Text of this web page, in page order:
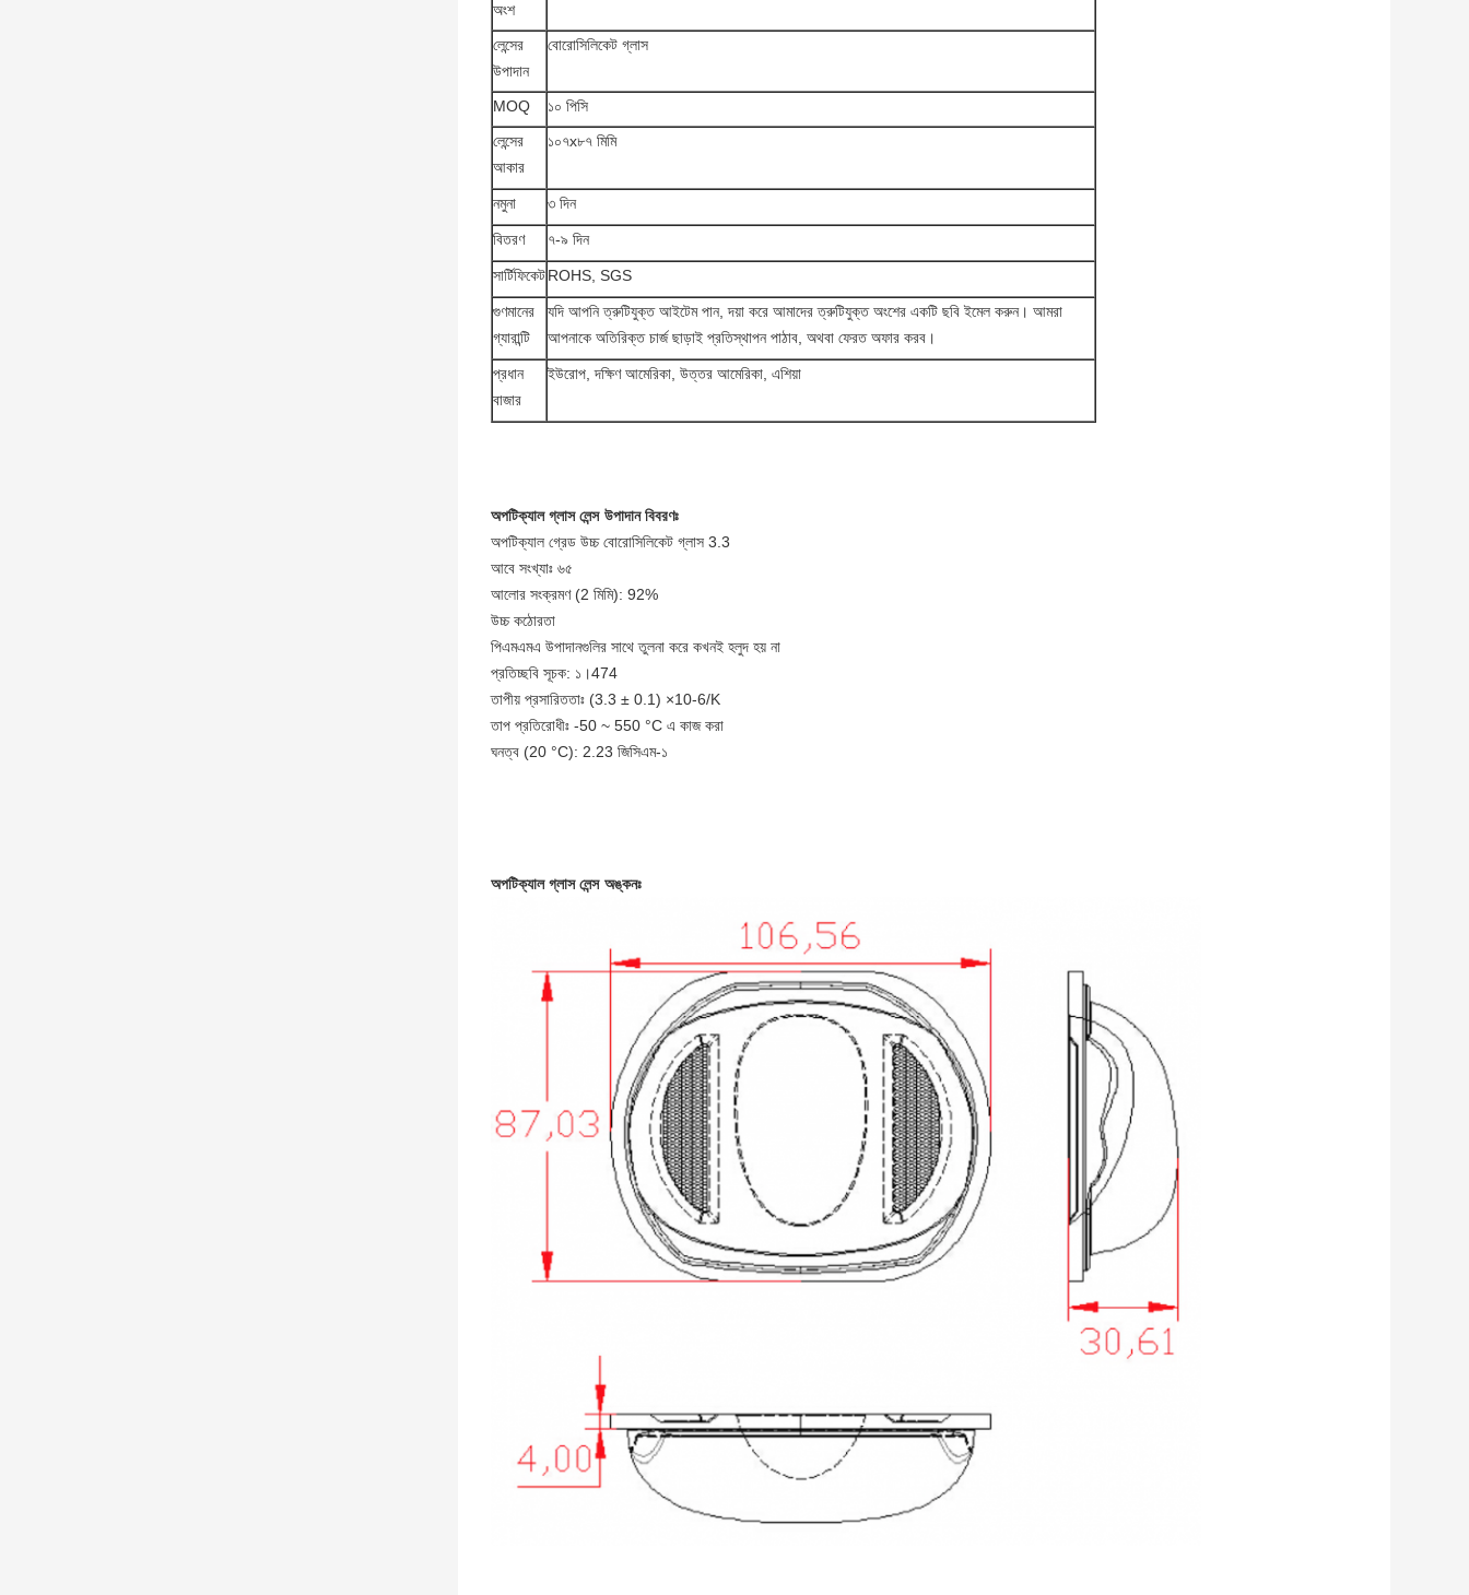
অংশ
লেন্সের
উপাদান
বোরোসিলিকেট গ্লাস
MOQ
১০ পিসি
লেন্সের
আকার
১০৭x৮৭ মিমি
নমুনা ৩ দিন
বিতরণ ৭-৯ দিন
সার্টিফিকেটROHS, SGS
গুণমানের
গ্যারান্টি
যদি আপনি ত্রুটিযুক্ত আইটেম পান, দয়া করে আমাদের ত্রুটিযুক্ত অংশের একটি ছবি ইমেল করুন। আমরা
আপনাকে অতিরিক্ত চার্জ ছাড়াই প্রতিস্থাপন পাঠাব, অথবা ফেরত অফার করব।
প্রধান
বাজার
ইউরোপ, দক্ষিণ আমেরিকা, উত্তর আমেরিকা, এশিয়া
অপটিক্যাল গ্লাস লেন্স উপাদান বিবরণঃ
অপটিক্যাল গ্রেড উচ্চ বোরোসিলিকেট গ্লাস 3.3
আবে সংখ্যাঃ ৬৫
আলোর সংক্রমণ (2 মিমি): 92%
উচ্চ কঠোরতা
পিএমএমএ উপাদানগুলির সাথে তুলনা করে কখনই হলুদ হয় না
প্রতিচ্ছবি সূচক: ১।474
তাপীয় প্রসারিততাঃ (3.3 ± 0.1) ×10-6/K
তাপ প্রতিরোধীঃ -50 ~ 550 °C এ কাজ করা
ঘনত্ব (20 °C): 2.23 জিসিএম-১
অপটিক্যাল গ্লাস লেন্স অঙ্কনঃ